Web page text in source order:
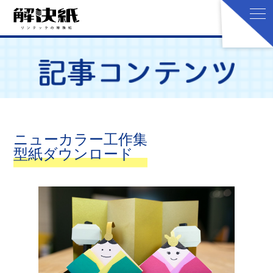
ニューカラー工作集
型紙ダウンロード